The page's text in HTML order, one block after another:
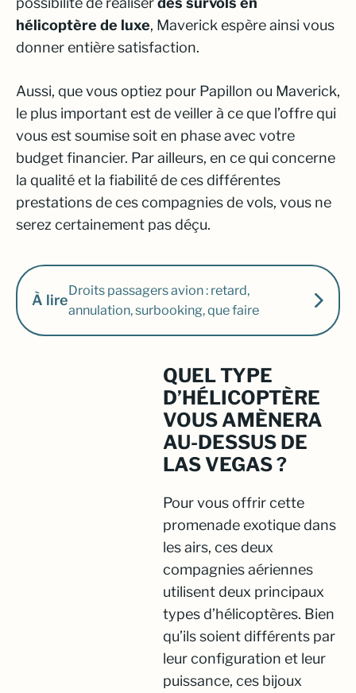
hélicoptère de luxe, Maverick espère ainsi vous
donner entière satisfaction.
Aussi, que vous optiez pour Papillon ou Maverick,
le plus important est de veiller à ce que l’offre qui
vous est soumisesoit en phase avec votre
budget financier. Par ailleurs, en ce qui concerne
la qualité et la fiabilité de ces différentes
prestations de ces compagnies de vols, vous ne
serez certainement pas déçu.
À lire
Droits passagers avion : retard,
annulation, surbooking, que faire
QUEL TYPE
D’HÉLICOPTÈRE
VOUS AMÈNERA
AU-DESSUS DE
LAS VEGAS ?
Pour vous offrir cette
promenade exotique dans
les airs, ces deux
compagnies aériennes
utilisent deux principaux
types d’hélicoptères. Bien
qu’ils soient différents par
leur configuration et leur
puissance, ces bijoux